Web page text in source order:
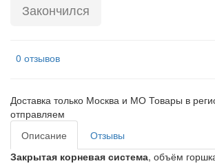
Закончился
0 отзывов
Доставка только Москва и МО Товары в
отправляем
Описание
Отзывы
Закрытая корневая система, объём